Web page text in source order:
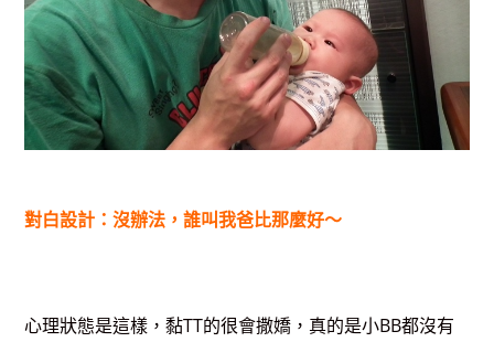
對白設計：沒辦法，誰叫我爸比那麼好～
心理狀態是這樣，黏TT的很會撒嬌，真的是小BB都沒有